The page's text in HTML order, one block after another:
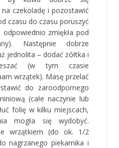
czekoladę i pozostawić
czasu do czasu poruszyć
odpowiednio zmiękła pod
Następnie dobrze
jednolita – dodać żółtka i
(w tym czasie
wrzątek). Masę przelać
do żaroodpornego
(całe naczynie lub
folię w kilku miejscach,
mogła się wydobyć.
wrzątkiem (do ok. 1/2
nagrzanego piekarnika i